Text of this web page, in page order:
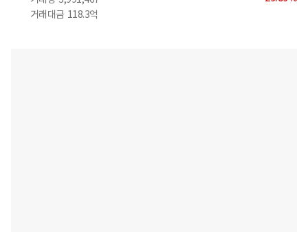
거래대금 118.3억